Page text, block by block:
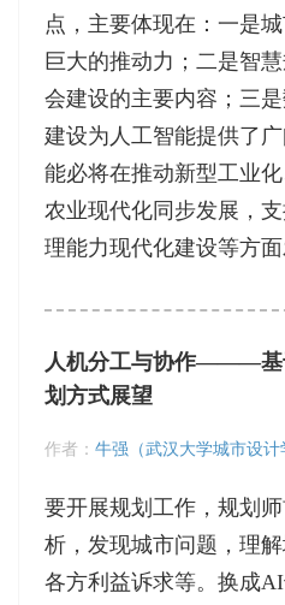
点，主要体现在：一是
巨大的推动力；二是智
会建设的主要内容；三
建设为人工智能提供了
能必将在推动新型工业化
农业现代化同步发展，
理能力现代化建设等方面
人机分工与协作———基
划方式展望
作者： 牛强（武汉大学城市设计
要开展规划工作，规划
析，发现城市问题，理
各方利益诉求等。换成